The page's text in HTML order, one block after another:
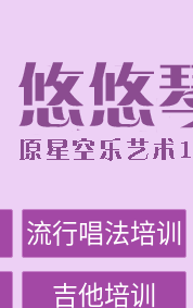
流行唱法培训
吉他培训